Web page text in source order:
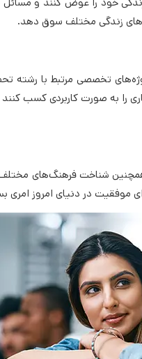
زندگی مختلف سوق دهد.
تخصصی مرتبط با
به صورت کاربردی کسب کنند و
و همچنین شناخت فرهنگ‌های
موفقیت در دنیای امروز